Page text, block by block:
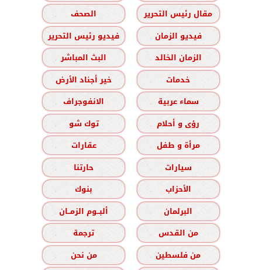
مقال رئيس التحرير
الصحف
فيديو الزمان
فيديو رئيس التحرير
الزمان الخالد
البث المباشر
خدمات
خير أجناد الأرض
سماء عربية
الانفوجراف
رؤى و أحلام
توك شو
مرأة و طفل
عقارات
سيارات
حارتنا
الأحزاب
بنوك
البرلمان
ألبــوم الزمــان
من القدس
ترجمة
من فلسطين
من نحن